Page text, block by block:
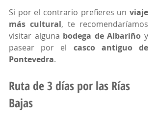
Si por el contrario prefieres un viaje
más cultural, te recomendaríamos
visitar alguna bodega de Albariño y
pasear por el casco antiguo de
Pontevedra.
Ruta de 3 días por las Rías
Bajas